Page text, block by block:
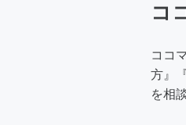
コ
ココ
方』
を相